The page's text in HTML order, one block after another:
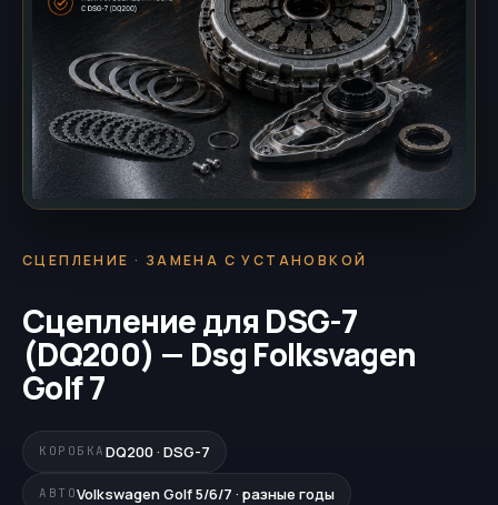
СЦЕПЛЕНИЕ · ЗАМЕНА С УСТАНОВКОЙ
Сцепление для DSG-7
(DQ200) — Dsg Folksvagen
Golf 7
КОРОБКА DQ200 · DSG-7
АВТОVolkswagen Golf 5/6/7 · разные годы